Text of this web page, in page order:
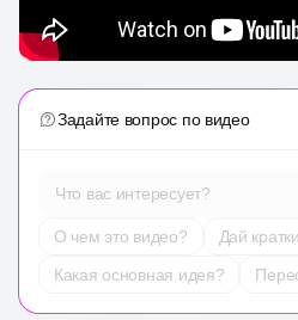
Задайте вопрос по видео
Что вас интересует?
О чем это видео?
Дай
Какая основная идея?